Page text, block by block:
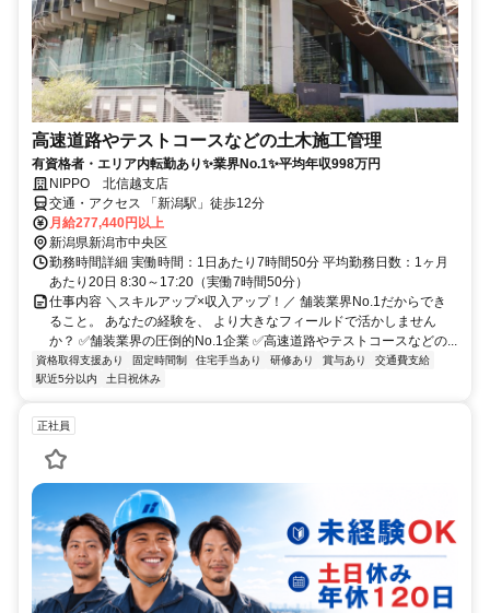
高速道路やテストコースなどの土木施工管理
有資格者・エリア内転勤あり✨業界No.1✨平均年収998万円
NIPPO 北信越支店
交通・アクセス 「新潟駅」徒歩12分
月給277,440円以上
新潟県新潟市中央区
勤務時間詳細 実働時間：1日あたり7時間50分 平均勤務日数：1ヶ月
あたり20日 8:30～17:20（実働7時間50分）
仕事内容 ＼スキルアップ×収入アップ！／ 舗装業界No.1だからでき
ること。 あなたの経験を、 より大きなフィールドで活かしません
か？ ✅舗装業界の圧倒的No.1企業 ✅高速道路やテストコースなどの...
資格取得支援あり 固定時間制 住宅手当あり 研修あり 賞与あり
交通費支給
駅近5分以内
土日祝休み
正社員